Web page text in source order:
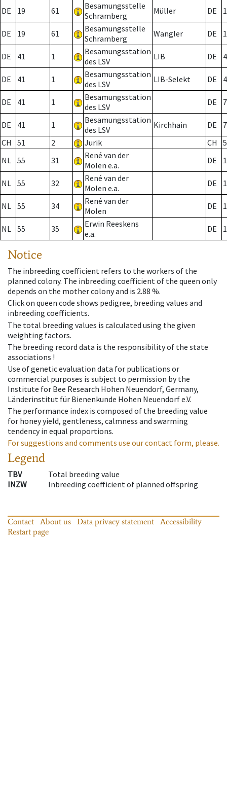
DE 19 61
Besamungsstelle
Schramberg
Müller DE
DE 19 61
Besamungsstelle
Schramberg
Wangler DE
DE 41 1
Besamungsstation
des LSV
LIB DE
DE 41 1
Besamungsstation
des LSV
LIB-Selekt DE
DE 41 1
Besamungsstation
des LSV
DE 7
DE 41 1
Besamungsstation
des LSV
Kirchhain DE
7
CH
51 2 Jurik CH
NL 55 31
René van der
Molen e.a.
DE
NL 55 32
René van der
Molen e.a.
DE
NL 55 34
René van der
Molen
DE
NL 55 35
Erwin Reeskens
e.a.
DE
Notice
The inbreeding coefficient refers to the workers of the
planned colony. The inbreeding coefficient of the queen only
depends on the mother colony and is 2.88 %.
Click on queen code shows pedigree, breeding values and
inbreeding coefficients.
The total breeding values is calculated using the given
weighting factors.
The breeding record data is the responsibility of the state
associations !
Use of genetic evaluation data for publications or
commercial purposes is subject to permission by the
Institute for Bee Research Hohen Neuendorf, Germany,
Länderinstitut für Bienenkunde Hohen Neuendorf e.V.
The performance index is composed of the breeding value
for honey yield, gentleness, calmness and swarming
tendency in equal proportions.
For suggestions and comments use our contact form, please.
Legend
TBV
Total breeding value
INZW
Inbreeding coefficient of planned offspring
Contact About us Data privacy statement
Accessibility
Restart page